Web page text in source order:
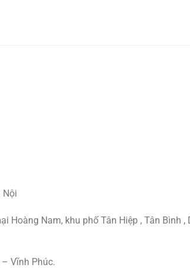
Nội
Hoàng Nam, khu phố Tân Hiệp , Tân Bình ,
Vĩnh Phúc.